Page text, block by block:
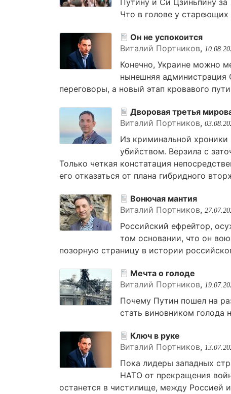
Путину и Си Цзиньпину
Что в голове у стареющих
Он не успокоится
Виталий Портников,
Конечно, Украине можно
нынешняя администрация
переговоры, а новый этап кровавого
Дворовая третья
Виталий Портников,
Из криминальной
убийством. Верзила с
Только четкая констатация
его отказаться от плана гибридного
Вонючая мантия
Виталий Портников,
Российский ефрейтор,
том основании, что он
позорную страницу в истории
Мечта о голоде
Виталий Портников,
Почему Путин пошел на
стать виновником голода
Ключ в руке
Виталий Портников,
Пока лидеры западных
НАТО от прекращения
останется в чистилище, между Россией